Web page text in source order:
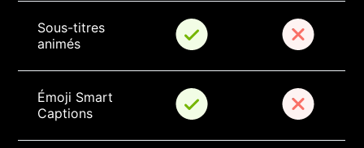
Sous-titres
animés
Émoji Smart
Captions